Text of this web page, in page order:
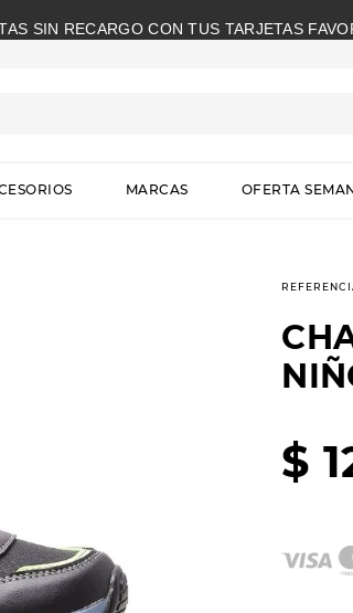
SIN RECARGO CON TUS TARJETAS
MARCAS OFERTA
$